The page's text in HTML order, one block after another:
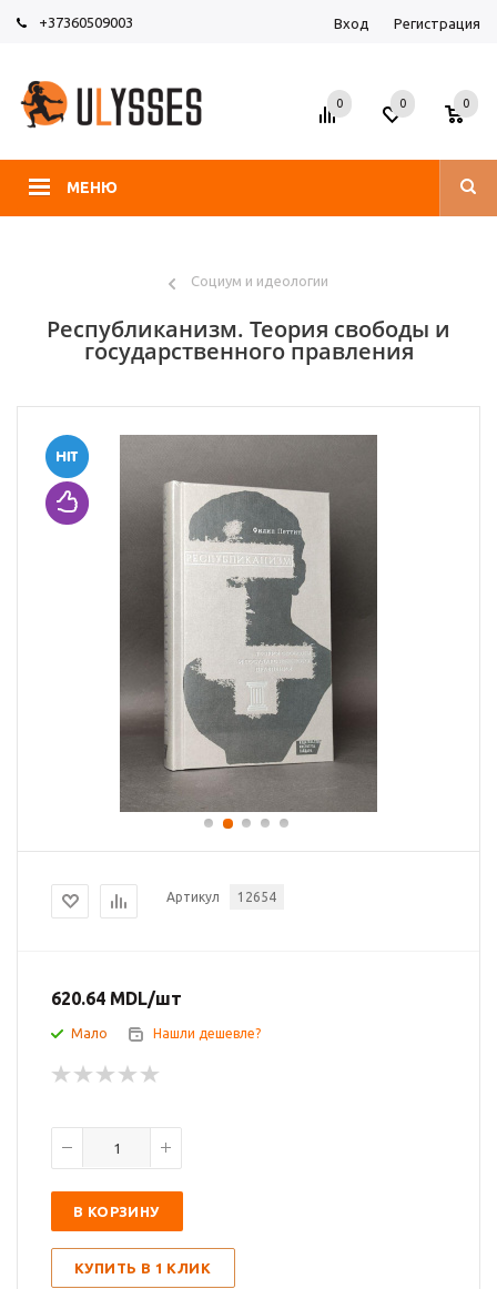
+37360509003 Вход Регистрация
МЕНЮ
0 0 0
Социум и идеологии
Республиканизм. Теория свободы и
государственного правления
Артикул 12654
620.64 MDL/шт
Мало Нашли дешевле?
В КОРЗИНУ
КУПИТЬ В 1 КЛИК